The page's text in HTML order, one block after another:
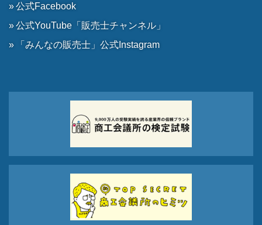
公式Facebook
公式YouTube「販売士チャンネル」
「みんなの販売士」公式Instagram